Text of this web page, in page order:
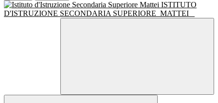
ISTITUTO
D'ISTRUZIONE SECONDARIA SUPERIORE MATTEI